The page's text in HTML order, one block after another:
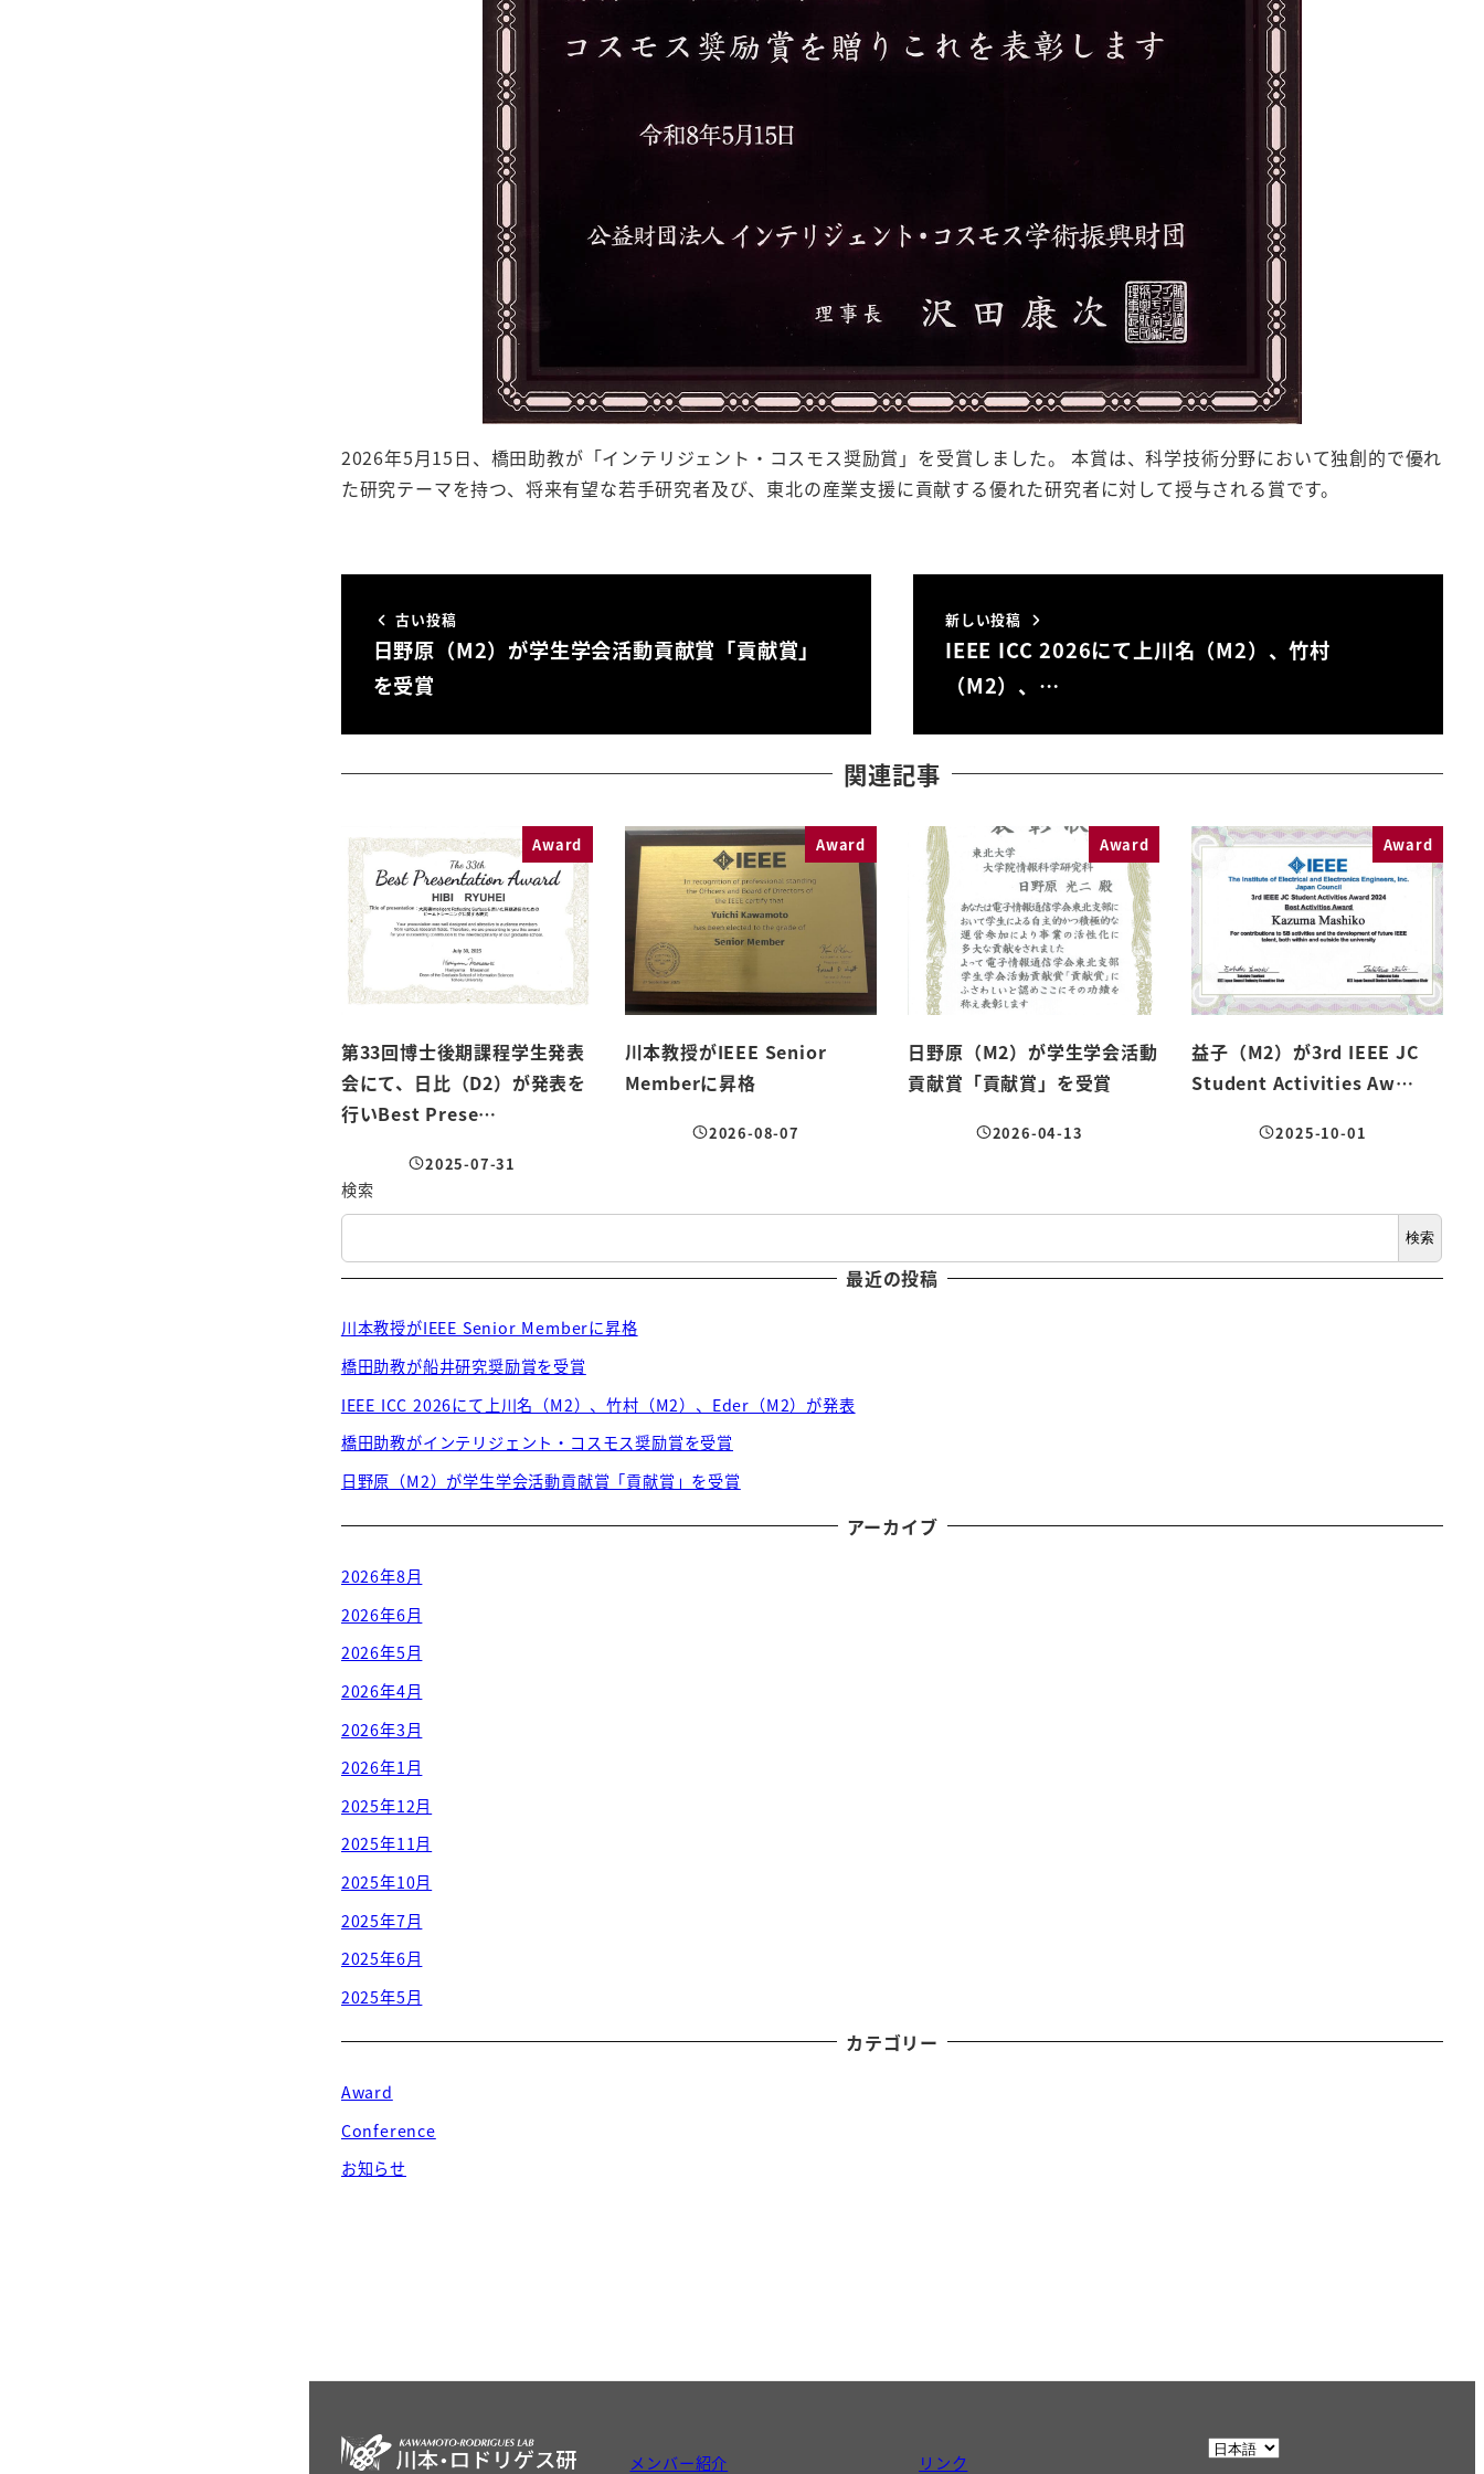
2026年5月15日、橋田助教が「インテリジェント・コスモス奨励賞」を受賞しました。 本賞は、科学技術分野において独創的で優れ
た研究テーマを持つ、将来有望な若手研究者及び、東北の産業支援に貢献する優れた研究者に対して授与される賞です。
古い投稿
日野原（M2）が学生学会活動貢献賞「貢献賞」
を受賞
新しい投稿
IEEE ICC 2026にて上川名（M2）、竹村
（M2）、…
関連記事
Award
第33回博士後期課程学生発表
会にて、日比（D2）が発表を
行いBest Prese…
投稿日
2025-07-31
Award
川本教授がIEEE Senior
Memberに昇格
投稿日
2026-08-07
Award
日野原（M2）が学生学会活動
貢献賞「貢献賞」を受賞
投稿日
2026-04-13
Award
益子（M2）が3rd IEEE JC
Student Activities Aw…
投稿日
2025-10-01
検索
検索
最近の投稿
川本教授がIEEE Senior Memberに昇格
橋田助教が船井研究奨励賞を受賞
IEEE ICC 2026にて上川名（M2）、竹村（M2）、Eder（M2）が発表
橋田助教がインテリジェント・コスモス奨励賞を受賞
日野原（M2）が学生学会活動貢献賞「貢献賞」を受賞
アーカイブ
2026年8月
2026年6月
2026年5月
2026年4月
2026年3月
2026年1月
2025年12月
2025年11月
2025年10月
2025年7月
2025年6月
2025年5月
カテゴリー
Award
Conference
お知らせ
メンバー紹介 リンク